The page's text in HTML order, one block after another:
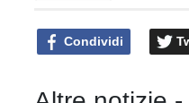
Condividi